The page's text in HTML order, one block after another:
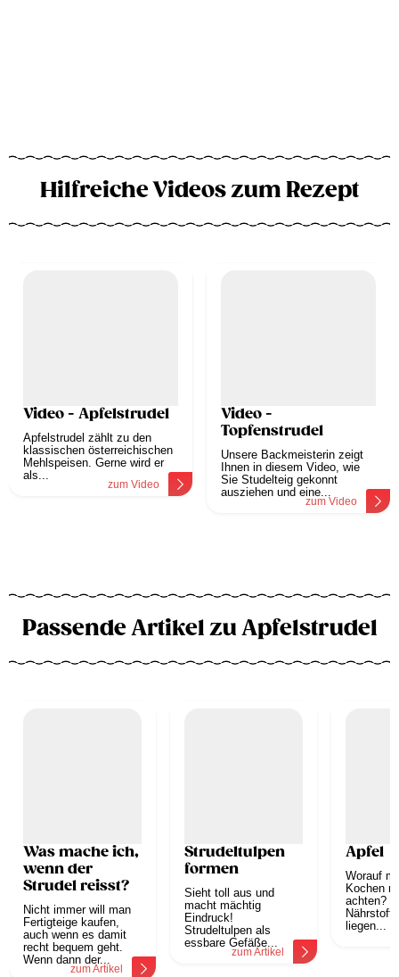
Hilfreiche Videos zum Rezept
Video - Apfelstrudel
Apfelstrudel zählt zu den
klassischen österreichischen
Mehlspeisen. Gerne wird er
als...
zum Video
Video -
Topfenstrudel
Unsere Backmeisterin zeigt
Ihnen in diesem Video, wie
Sie Studelteig gekonnt
ausziehen und eine...
zum Video
Passende Artikel zu Apfelstrudel
Was mache ich,
wenn der
Strudel reisst?
Nicht immer will man
Fertigteige kaufen,
auch wenn es damit
recht bequem geht.
Wenn dann der...
zum Artikel
Strudeltulpen
formen
Sieht toll aus und
macht mächtig
Eindruck!
Strudeltulpen als
essbare Gefäße...
zum Artikel
Apfel
Worauf
Kochen
achten?
liegen...